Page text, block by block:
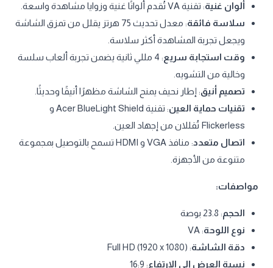
ألوان غنية: تقنية VA تُقدم ألوانًا غنية وزوايا مشاهدة واسعة.
سلاسة فائقة
: معدل تحديث 75 هرتز يقلل من تمزق الشاشة
ويجعل تجربة المشاهدة أكثر سلاسة.
وقت استجابة سريع
: 4 مللي ثانية يضمن تجربة ألعاب سلسة
وخالية من التشويه.
تصميم أنيق: إطار نحيف يمنح الشاشة مظهرًا أنيقًا وحديثًا.
تقنيات حماية العين
: تقنية Acer BlueLight Shield و
Flickerless تُقللان من إجهاد العين.
اتصال متعدد
: منافذ VGA و HDMI تسمح بالتوصيل بمجموعة
متنوعة من الأجهزة.
مواصفات:
الحجم: 23.8 بوصة
نوع اللوحة: VA
دقة الشاشة: Full HD (1920 x 1080)
نسبة العرض إلى الارتفاع: 16:9